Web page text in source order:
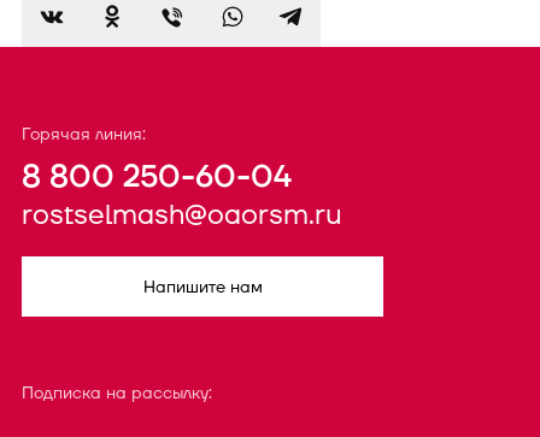
Горячая линия:
8 800 250-60-04
rostselmash@oaorsm.ru
Напишите нам
Подписка на рассылку: